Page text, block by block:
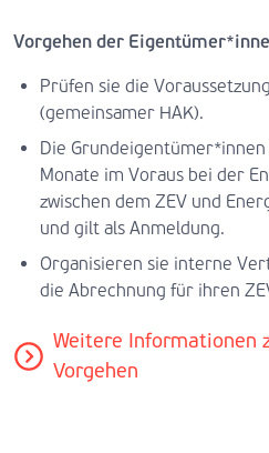
Vorgehen der
Prüfen sie die
(gemeinsamer HAK).
Die
Monate im Voraus bei der
zwischen dem ZEV und
und gilt als Anmeldung.
Organisieren sie interne
die Abrechnung für ihren
Weitere Informationen
Vorgehen